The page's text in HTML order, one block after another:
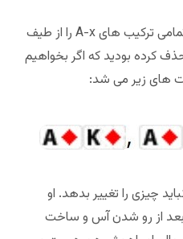
قبل از رو شدن کارت ریور، تقریبا تمامی ترکیب های A-x را از طیف
کرده بودید که اگر بخواهیم
های زیر می شد:
چیزی را تغییر بدهد. او
بعد از رو شدن آس و ساخت